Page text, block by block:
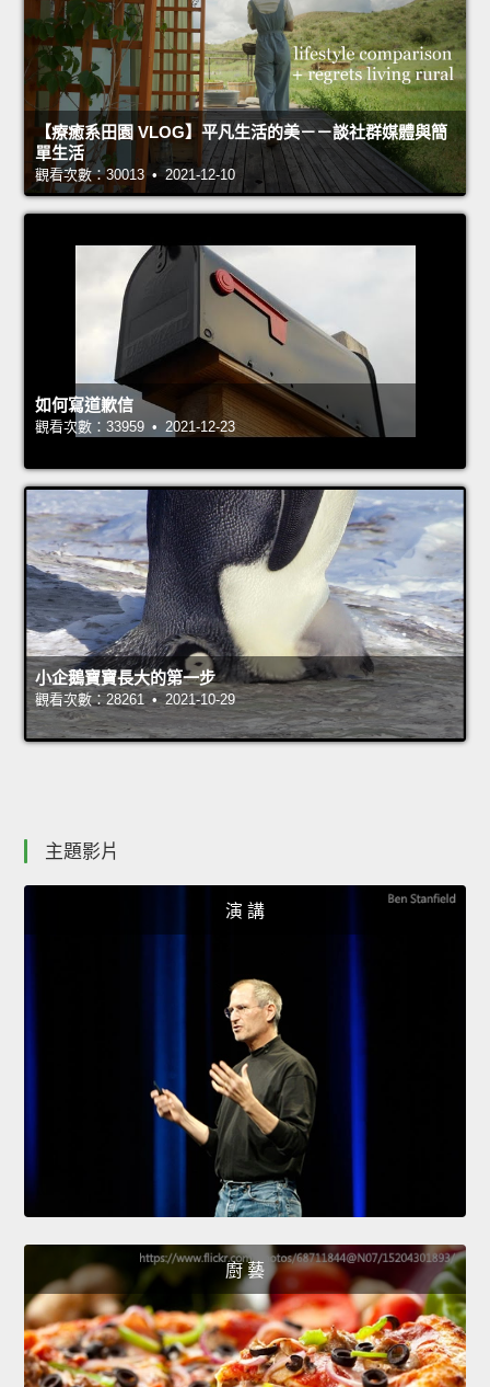
【療癒系田園 VLOG】平凡生活的美－－談社群媒體與簡
單生活
觀看次數：30013 • 2021-12-10
如何寫道歉信
觀看次數：33959 • 2021-12-23
小企鵝寶寶長大的第一步
觀看次數：28261 • 2021-10-29
主題影片
演 講
廚 藝